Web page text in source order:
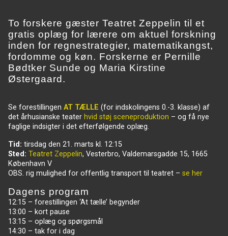
To forskere gæster Teatret Zeppelin til et
gratis oplæg for lærere om aktuel forskning
inden for regnestrategier, matematikangst,
fordomme og køn. Forskerne er Pernille
Bødtker Sunde og Maria Kirstine
Østergaard.
Se forestillingen AT TÆLLE (for indskolingens 0.-3. klasse) af
det århusianske teater hvid støj sceneproduktion – og få nye
faglige indsigter i det efterfølgende oplæg.
Tid: tirsdag den 21. marts kl. 12:15
Sted: Teatret Zeppelin, Vesterbro, Valdemarsgadde 15, 1665
København V
OBS. rig mulighed for offentlig transport til teatret – se her
Dagens program
12:15 – forestillingen ‘At tælle’ begynder
13:00 – kort pause
13:15 – oplæg og spørgsmål
14:30 – tak for i dag